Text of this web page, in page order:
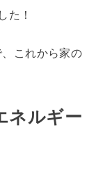
た！
これから家の
ネルギー